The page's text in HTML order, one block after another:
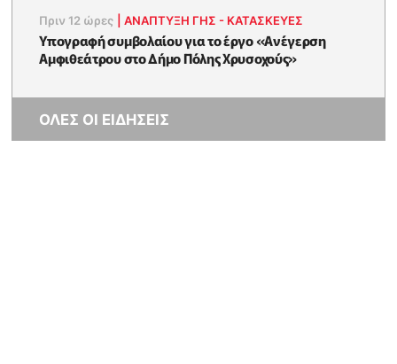
Πριν 12 ώρες |ΑΝΑΠΤΥΞΗ ΓΗΣ - ΚΑΤΑΣΚΕΥΕΣ
Υπογραφή συμβολαίου για το έργο «Ανέγερση
Αμφιθεάτρου στο Δήμο Πόλης Χρυσοχούς»
ΟΛΕΣ ΟΙ ΕΙΔΗΣΕΙΣ